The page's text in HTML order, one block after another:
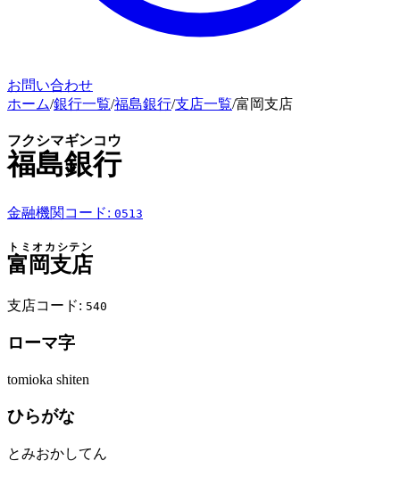
お問い合わせ
ホーム/銀行一覧/福島銀行/支店一覧/富岡支店
福島銀行
フクシマギンコウ
金融機関コード: 0513
富岡支店
トミオカシテン
支店コード: 540
ローマ字
tomioka shiten
ひらがな
とみおかしてん